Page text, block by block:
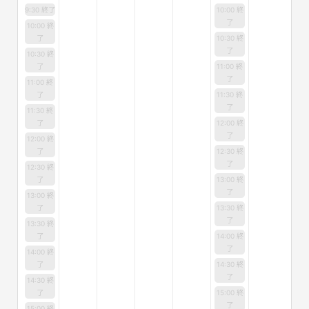
9:30 終了
10:00 終
了
10:30 終
了
11:00 終
了
11:30 終
了
12:00 終
了
12:30 終
了
13:00 終
了
13:30 終
了
14:00 終
了
14:30 終
了
10:00 終
了
10:30 終
了
11:00 終
了
11:30 終
了
12:00 終
了
12:30 終
了
13:00 終
了
13:30 終
了
14:00 終
了
14:30 終
了
15:00 終
了